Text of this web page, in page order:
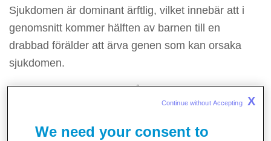
Sjukdomen är dominant ärftlig, vilket innebär att i
genomsnitt kommer hälften av barnen till en
drabbad förälder att ärva genen som kan orsaka
sjukdomen.
Det är viktigt att komma ihåg att även när
förändrade gener förs vidare är det inte säkert att
det leder till sjukdom:
We need your consent to
Continue without Accepting X